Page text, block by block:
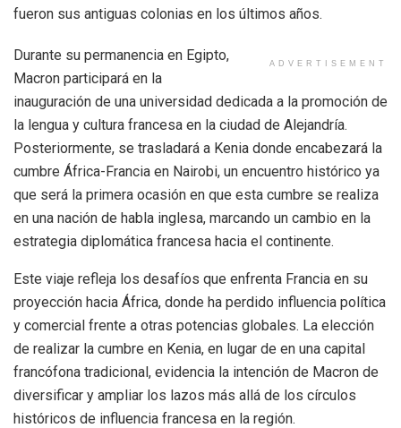
fueron sus antiguas colonias en los últimos años.
ADVERTISEMENT
Durante su permanencia en Egipto,
Macron participará en la
inauguración de una universidad dedicada a la promoción de
la lengua y cultura francesa en la ciudad de Alejandría.
Posteriormente, se trasladará a Kenia donde encabezará la
cumbre África-Francia en Nairobi, un encuentro histórico ya
que será la primera ocasión en que esta cumbre se realiza
en una nación de habla inglesa, marcando un cambio en la
estrategia diplomática francesa hacia el continente.
Este viaje refleja los desafíos que enfrenta Francia en su
proyección hacia África, donde ha perdido influencia política
y comercial frente a otras potencias globales. La elección
de realizar la cumbre en Kenia, en lugar de en una capital
francófona tradicional, evidencia la intención de Macron de
diversificar y ampliar los lazos más allá de los círculos
históricos de influencia francesa en la región.